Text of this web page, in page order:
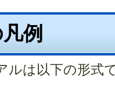
例
ルは以下の形式